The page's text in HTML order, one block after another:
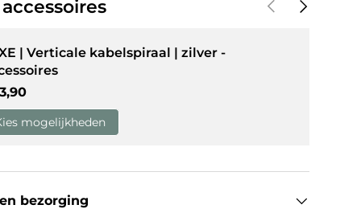
| Verticale kabelspiraal | zilver -
prijs
mogelijkheden
bezorging